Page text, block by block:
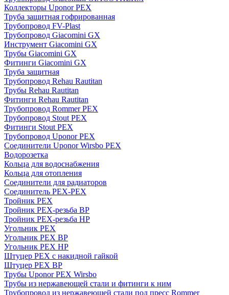
Коллекторы Uponor PEX
Труба защитная гофрированная
Трубопровод FV-Plast
Трубопровод Giacomini GX
Инструмент Giacomini GX
Трубы Giacomini GX
Фитинги Giacomini GX
Труба защитная
Трубопровод Rehau Rautitan
Трубы Rehau Rautitan
Фитинги Rehau Rautitan
Трубопровод Rommer PEX
Трубопровод Stout PEX
Фитинги Stout PEX
Трубопровод Uponor PEX
Соединители Uponor Wirsbo PEX
Водорозетка
Кольца для водоснабжения
Кольца для отопления
Соединители для радиаторов
Соединитель PEX-PEX
Тройник PEX
Тройник PEX-резьба ВР
Тройник PEX-резьба НР
Угольник PEX
Угольник PEX ВР
Угольник PEX НР
Штуцер PEX c накидной гайкой
Штуцер PEX ВР
Трубы Uponor PEX Wirsbo
Трубы из нержавеющей стали и фитинги к ним
Трубопровод из нержавеющей стали под пресс Rommer